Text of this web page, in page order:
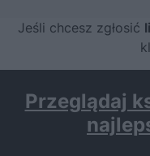
Jeśli chcesz zgłosić
Przeglądaj